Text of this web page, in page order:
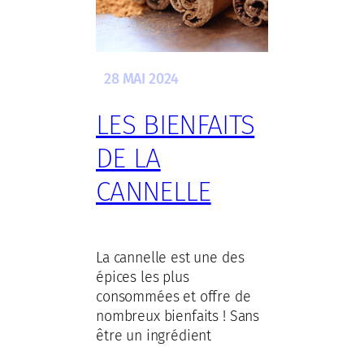
28 MAI 2024
LES BIENFAITS
DE LA
CANNELLE
La cannelle est une des
épices les plus
consommées et offre de
nombreux bienfaits ! Sans
être un ingrédient